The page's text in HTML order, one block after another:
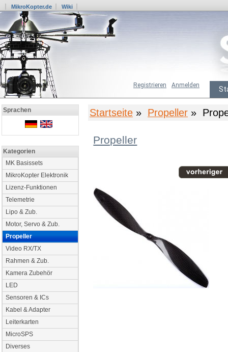
MikroKopter.de Wiki
Anmelden
Registrieren
Sprachen
Kategorien
MK Basissets
MikroKopter Elektronik
Lizenz-Funktionen
Telemetrie
Lipo & Zub.
Motor, Servo & Zub.
Propeller
Video RX/TX
Rahmen & Zub.
Kamera Zubehör
LED
Sensoren & ICs
Kabel & Adapter
Leiterkarten
MicroSPS
Diverses
Startseite » Propeller »
Propeller